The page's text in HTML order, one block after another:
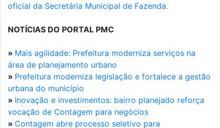
oficial da Secretária Municipal de Fazenda.
NOTÍCIAS DO PORTAL PMC
» Mais agilidade: Prefeitura moderniza serviços na
área de planejamento urbano
» Prefeitura moderniza legislação e fortalece a gestão
urbana do município
» Inovação e investimentos: bairro planejado reforça
vocação de Contagem para negócios
» Contagem abre processo seletivo para